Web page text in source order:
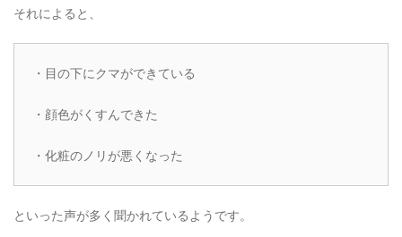
それによると、
・目の下にクマができている
・顔色がくすんできた
・化粧のノリが悪くなった
といった声が多く聞かれているようです。